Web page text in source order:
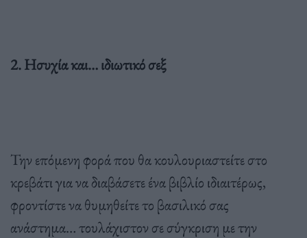
2. Ησυχία και… ιδιωτικό σεξ
Την επόμενη φορά που θα κουλουριαστείτε στο
κρεβάτι για να διαβάσετε ένα βιβλίο ιδιαιτέρως,
φροντίστε να θυμηθείτε το βασιλικό σας
ανάστημα… τουλάχιστον σε σύγκριση με την